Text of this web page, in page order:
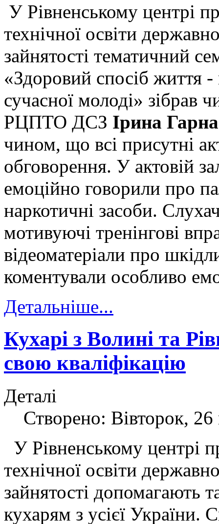
У Рівненському центрі
технічної освіти
зайнятості тематичний
«Здоровий спосіб життя -
сучасної молоді» зібрав
РЦПТО ДСЗ Ірина
чином, що всі присутні
обговорення. У актовій
емоційно говорили про
наркотичні засоби.
мотивуючі тренінгові
відеоматеріали про
коментували особливо
Детальніше...
Кухарі з Волині та
свою кваліфікацію
Деталі
Створено: Вівторок,
У Рівненському центрі
технічної освіти
зайнятості допомагають
кухарям з усієї України.